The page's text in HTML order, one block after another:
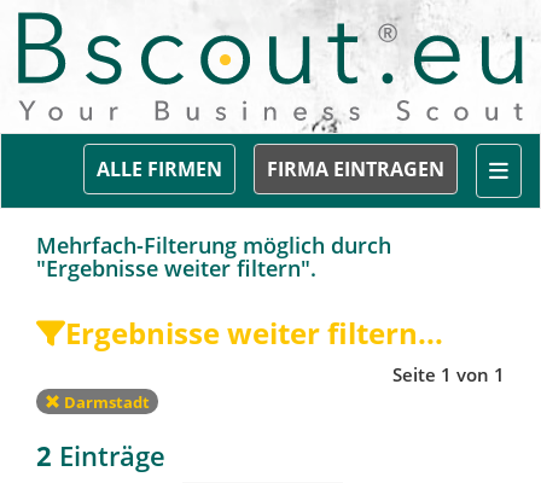
FIRMA EINTRAGEN
ALLE FIRMEN
Mehrfach-Filterung möglich durch
"Ergebnisse weiter filtern".
Ergebnisse weiter filtern...
Seite 1 von 1
Darmstadt
2 Einträge